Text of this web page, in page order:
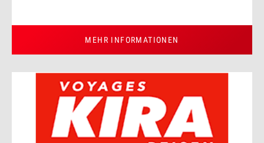
MEHR INFORMATIONEN